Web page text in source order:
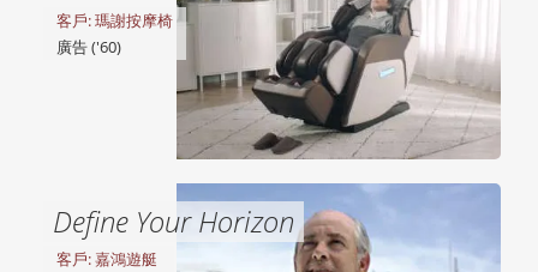
客戶: 瑪謝按摩椅
廣告 ('60)
Define Your Horizon
客戶: 嘉鴻遊艇